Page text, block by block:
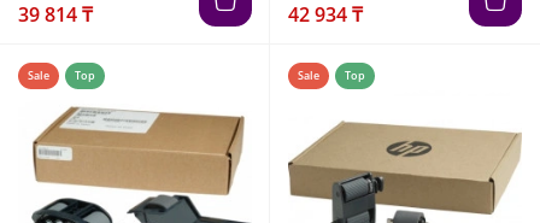
39 814 ₸ 42 934 ₸
Sale Top Sale Top